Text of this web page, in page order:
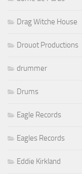
Drag Witche House
Drouot Productions
drummer
Drums
Eagle Records
Eagles Records
Eddie Kirkland